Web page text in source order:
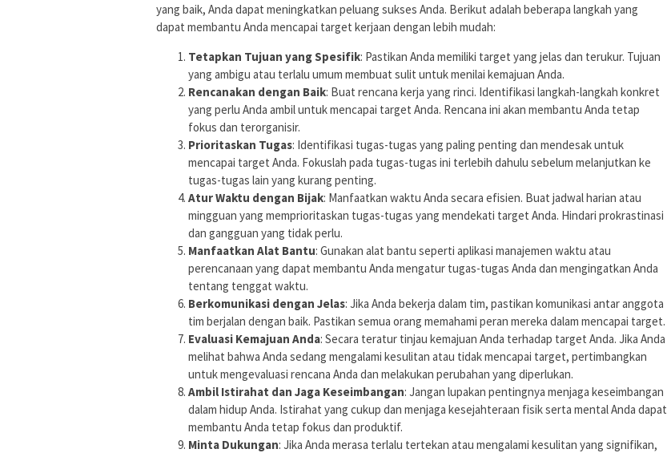
yang baik, Anda dapat meningkatkan peluang sukses Anda. Berikut adalah beberapa langkah yang
dapat membantu Anda mencapai target kerjaan dengan lebih mudah:
Tetapkan Tujuan yang Spesifik: Pastikan Anda memiliki target yang jelas dan terukur. Tujuan
yang ambigu atau terlalu umum membuat sulit untuk menilai kemajuan Anda.
Rencanakan dengan Baik: Buat rencana kerja yang rinci. Identifikasi langkah-langkah konkret
yang perlu Anda ambil untuk mencapai target Anda. Rencana ini akan membantu Anda tetap
fokus dan terorganisir.
Prioritaskan Tugas: Identifikasi tugas-tugas yang paling penting dan mendesak untuk
mencapai target Anda. Fokuslah pada tugas-tugas ini terlebih dahulu sebelum melanjutkan ke
tugas-tugas lain yang kurang penting.
Atur Waktu dengan Bijak: Manfaatkan waktu Anda secara efisien. Buat jadwal harian atau
mingguan yang memprioritaskan tugas-tugas yang mendekati target Anda. Hindari prokrastinasi
dan gangguan yang tidak perlu.
Manfaatkan Alat Bantu: Gunakan alat bantu seperti aplikasi manajemen waktu atau
perencanaan yang dapat membantu Anda mengatur tugas-tugas Anda dan mengingatkan Anda
tentang tenggat waktu.
Berkomunikasi dengan Jelas: Jika Anda bekerja dalam tim, pastikan komunikasi antar anggota
tim berjalan dengan baik. Pastikan semua orang memahami peran mereka dalam mencapai target.
Evaluasi Kemajuan Anda: Secara teratur tinjau kemajuan Anda terhadap target Anda. Jika Anda
melihat bahwa Anda sedang mengalami kesulitan atau tidak mencapai target, pertimbangkan
untuk mengevaluasi rencana Anda dan melakukan perubahan yang diperlukan.
Ambil Istirahat dan Jaga Keseimbangan: Jangan lupakan pentingnya menjaga keseimbangan
dalam hidup Anda. Istirahat yang cukup dan menjaga kesejahteraan fisik serta mental Anda dapat
membantu Anda tetap fokus dan produktif.
Minta Dukungan: Jika Anda merasa terlalu tertekan atau mengalami kesulitan yang signifikan,